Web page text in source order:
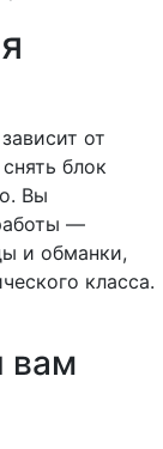
от
блок
Вы
—
и обманки,
класса.
вам